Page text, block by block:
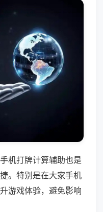
机打牌计算辅助也是
。特别是在大家手机
游戏体验，避免影响